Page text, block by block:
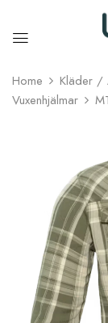
Home Kläder /
Vuxenhjälmar